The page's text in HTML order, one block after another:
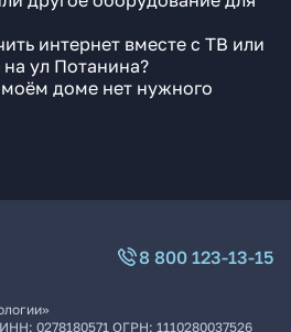
интернет вместе с ТВ или
ул Потанина?
моём доме нет нужного
8 800 123-13-15
ИНН: 0278180571 ОГРН: 1110280037526